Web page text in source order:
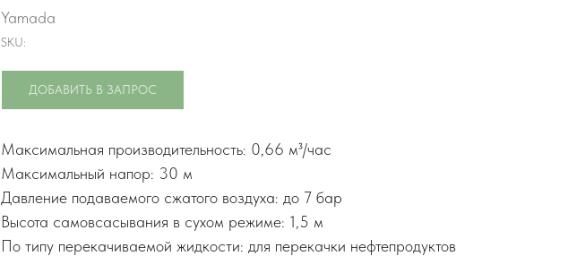
Yamada
SKU:
ДОБАВИТЬ В ЗАПРОС
Максимальная производительность: 0,66 м³/час
Максимальный напор: 30 м
Давление подаваемого сжатого воздуха: до 7 бар
Высота самовсасывания в сухом режиме: 1,5 м
По типу перекачиваемой жидкости: для перекачки нефтепродуктов